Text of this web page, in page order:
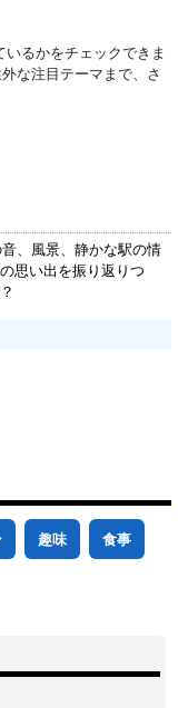
るかをチェックできま
な注目テーマまで、さ
、風景、静かな駅の情
思い出を振り返りつ
趣味 食事